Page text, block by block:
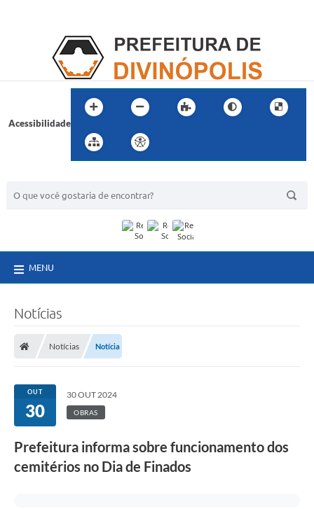
Acessibilidade
MENU
Notícias
Notícias Notícia
OUT
30
30 OUT 2024
OBRAS
Prefeitura informa sobre funcionamento dos
cemitérios no Dia de Finados